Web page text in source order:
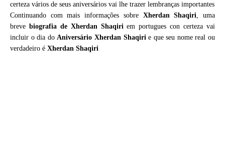
certeza vários de seus aniversários vai lhe trazer lembranças importantes
Continuando com mais informações sobre Xherdan Shaqiri, uma
breve biografia de Xherdan Shaqiriem portugues con certeza vai
incluir o dia doAniversário Xherdan Shaqirie que seu nome real ou
verdadeiro é Xherdan Shaqiri